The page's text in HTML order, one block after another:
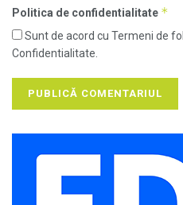
Politica de confidentialitate *
Sunt de acord cu Termeni de
Confidentialitate.